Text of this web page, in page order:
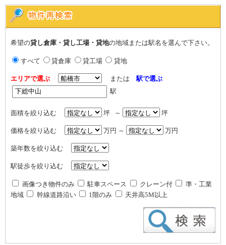
希望の貸し倉庫・貸し工場・貸地の地域または駅名を選んで下さい。
すべて 貸倉庫 貸工場 貸地
エリアで選ぶ または駅で選ぶ
駅
面積を絞り込む 坪 ～ 坪
価格を絞り込む 万円 ～ 万円
築年数を絞り込む
駅徒歩を絞り込む
画像つき物件のみ 駐車スペース クレーン付
準・工業
地域
幹線道路沿い 1階のみ 天井高5M以上